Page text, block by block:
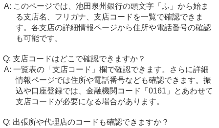
このページでは、池田泉州銀行の頭文字「ふ」から始ま
る支店名、フリガナ、支店コードを一覧で確認できま
す。各支店の詳細情報ページから住所や電話番号の確認
も可能です。
支店コードはどこで確認できますか？
一覧表の「支店コード」欄で確認できます。さらに詳細
情報ページでは住所や電話番号なども確認できます。振
込や口座登録では、金融機関コード「0161」とあわせて
支店コードが必要になる場合があります。
出張所や代理店のコードも確認できますか？